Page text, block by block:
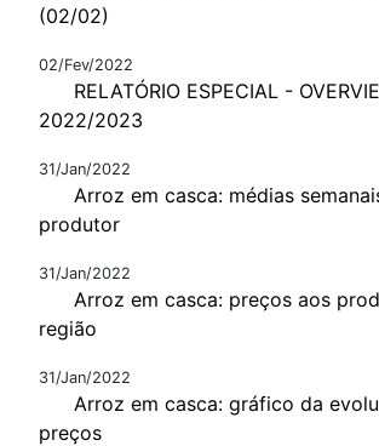
(02/02)
02/Fev/2022
RELATÓRIO ESPECIAL -
2022/2023
31/Jan/2022
Arroz em casca: médias
produtor
31/Jan/2022
Arroz em casca: preços aos
região
31/Jan/2022
Arroz em casca: gráfico da
preços